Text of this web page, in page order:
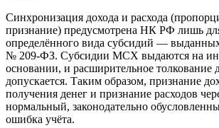
Синхронизация дохода и расхода
признание) предусмотрена НК РФ лишь
определённого вида субсидий —
№ 209-ФЗ. Субсидии МСХ выдаются на
основании, и расширительное
допускается. Таким образом, признание
получения денег и признание расходов
нормальный, законодательно
ошибка учёта.